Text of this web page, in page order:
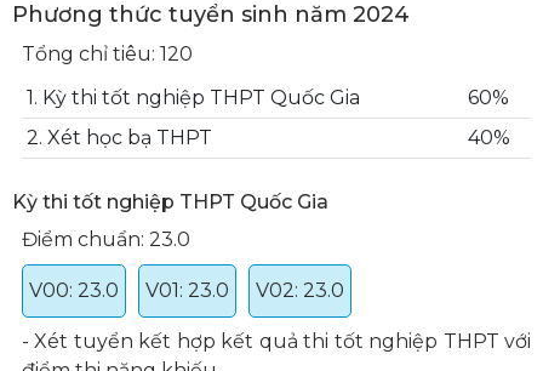
Phương thức tuyển sinh năm 2024
Tổng chỉ tiêu: 120
1. Kỳ thi tốt nghiệp THPT Quốc Gia
60%
2. Xét học bạ THPT
40%
Kỳ thi tốt nghiệp THPT Quốc Gia
Điểm chuẩn: 23.0
V00: 23.0 V01: 23.0 V02: 23.0
- Xét tuyển kết hợp kết quả thi tốt nghiệp THPT với